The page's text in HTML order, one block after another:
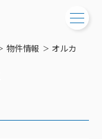
物件情報 オルカ